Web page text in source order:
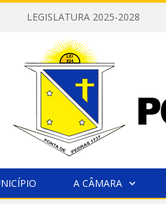
LEGISLATURA 2025-2028
A CÂMARA